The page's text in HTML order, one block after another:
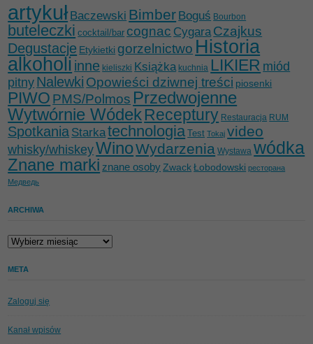
artykułBaczewski Bimber Boguś Bourbon
buteleczki cocktail/bar cognac CygaraCzajkus
Degustacje Etykietki gorzelnictwo Historia
alkoholi inne kieliszki Książka kuchnia LIKIER miód
pitny Nalewki Opowieści dziwnej treści piosenki
PIWO PMS/Polmos Przedwojenne
Wytwórnie WódekReceptury Restauracja RUM
Spotkania Starkatechnologia Test Tokaj video
whisky/whiskeyWinoWydarzenia Wystawa wódka
Znane marki znane osoby Zwack Łobodowski ресторана
Медведь
ARCHIWA
Archiwa
META
Zaloguj się
Kanał wpisów